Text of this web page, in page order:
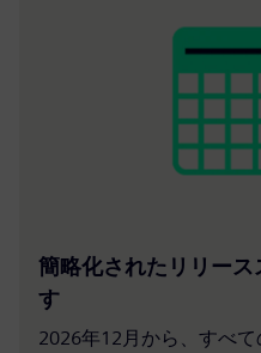
簡略化されたリリース
す
2026年12月から、すべ